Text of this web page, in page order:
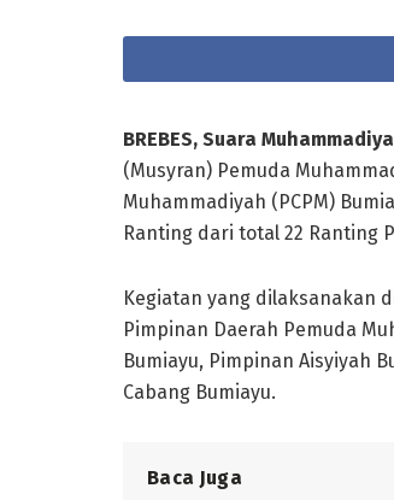
BREBES, Suara
(Musyran) Pemuda
Muhammadiyah (PCPM)
Ranting dari total 22 Ranting
Kegiatan yang dilaksanakan
Pimpinan Daerah Pemuda
Bumiayu, Pimpinan Aisyiyah
Cabang Bumiayu.
Baca Juga